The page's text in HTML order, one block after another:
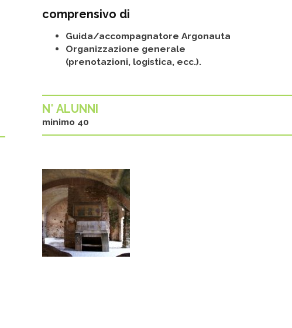
comprensivo di
Guida/accompagnatore Argonauta
Organizzazione generale
(prenotazioni, logistica, ecc.).
N° ALUNNI
minimo 40